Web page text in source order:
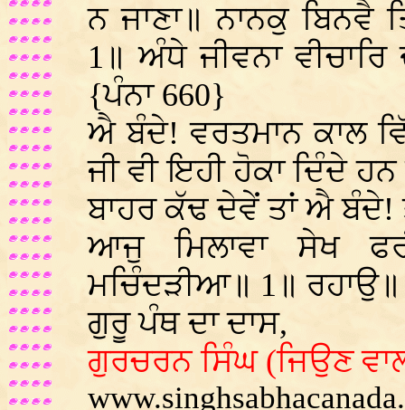
ਨ ਜਾਣਾ॥ ਨਾਨਕੁ ਬਿਨਵੈ
1॥ ਅੰਧੇ ਜੀਵਨਾ
{ਪੰਨਾ 660}
ਐ ਬੰਦੇ! ਵਰਤਮਾਨ ਕਾਲ
ਜੀ ਵੀ ਇਹੀ ਹੋਕਾ ਦਿੰਦੇ
ਬਾਹਰ ਕੱਢ ਦੇਵੇਂ ਤਾਂ ਐ ਬੰਦੇ!
ਆਜੁ ਮਿਲਾਵਾ ਸੇਖ
ਮਚਿੰਦੜੀਆ॥ 1॥ ਰਹਾਉ॥
ਗੁਰੂ ਪੰਥ ਦਾ ਦਾਸ,
ਗੁਰਚਰਨ ਸਿੰਘ (ਜਿਉਣ